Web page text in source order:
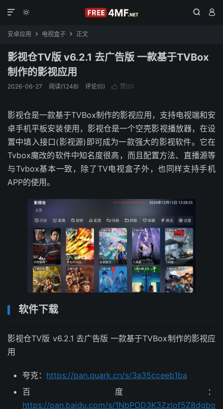
  

安卓应用  电视盒子  正文
影视仓TV版 v6.2.1 去广告版 一款基于TVBox
制作的影视应用
2026-06-27 阅读(1248) 评论(0)  赞(0)
影视仓是一款基于TVBox制作的影视应用，支持电视端和安
卓手机平板安装使用，影视仓是一个空壳影视播放器，在设
置中填入接口(影视源)即可成为一款强大的影视软件。它在
Tvbox魔改的软件中知名度很高，而且配置方法、直播源等
与Tvbox基本一致，除了TV电视盒子外，也同样支持手机
APP的使用。
软件下载
影视仓TV版 v6.2.1 去广告版 一款基于TVBox制作的影视应
用
夸克： https://pan.quark.cn/s/3a35cceeb1ba
百度：
https://pan.baidu.com/s/1NbPOD3K3Zzlof5Z8dgbo